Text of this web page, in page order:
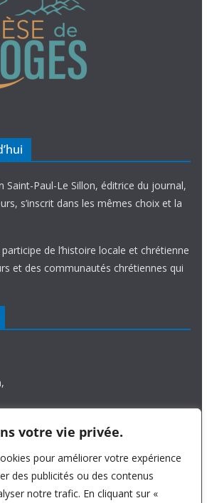
votre vie privée.
pour améliorer votre expérience
des publicités ou des contenus
notre trafic. En cliquant sur «
Saint-Paul-Le Sillon, éditrice du journal,
s’inscrit dans les mêmes choix et la
de l’histoire locale et chrétienne
et des communautés chrétiennes qui